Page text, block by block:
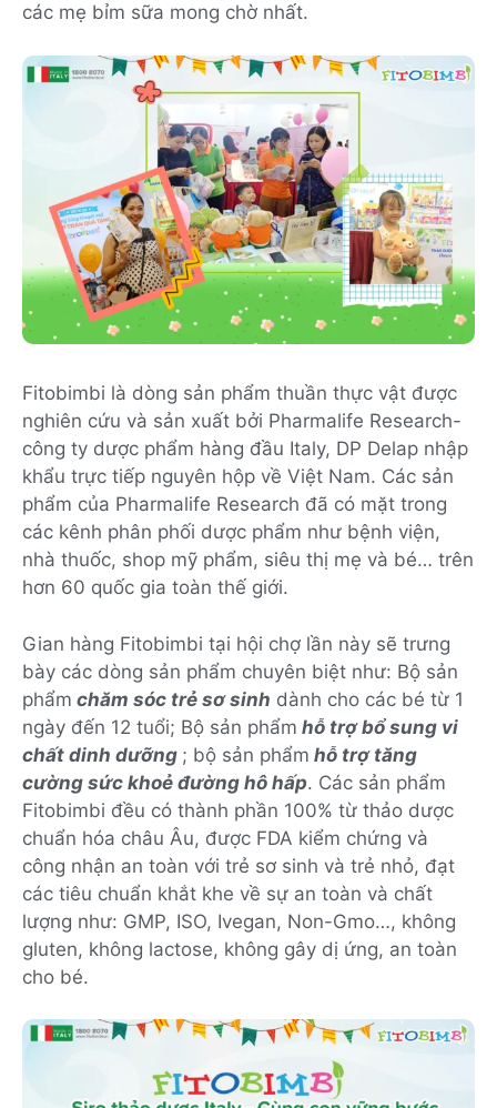
các mẹ bỉm sữa mong chờ nhất.
Fitobimbi là dòng sản phẩm thuần thực vật được
nghiên cứu và sản xuất bởi Pharmalife Research-
công ty dược phẩm hàng đầu Italy, DP Delap nhập
khẩu trực tiếp nguyên hộp về Việt Nam. Các sản
phẩm của Pharmalife Research đã có mặt trong
các kênh phân phối dược phẩm như bệnh viện,
nhà thuốc, shop mỹ phẩm, siêu thị mẹ và bé… trên
hơn 60 quốc gia toàn thế giới.
Gian hàng Fitobimbi tại hội chợ lần này sẽ trưng
bày các dòng sản phẩm chuyên biệt như: Bộ sản
phẩm chăm sóc trẻ sơ sinh dành cho các bé từ 1
ngày đến 12 tuổi; Bộ sản phẩm hỗ trợ bổ sung vi
chất dinh dưỡng ; bộ sản phẩm hỗ trợ tăng
cường sức khoẻ đường hô hấp. Các sản phẩm
Fitobimbi đều có thành phần 100% từ thảo dược
chuẩn hóa châu Âu, được FDA kiểm chứng và
công nhận an toàn với trẻ sơ sinh và trẻ nhỏ, đạt
các tiêu chuẩn khắt khe về sự an toàn và chất
lượng như: GMP, ISO, Ivegan, Non-Gmo…, không
gluten, không lactose, không gây dị ứng, an toàn
cho bé.